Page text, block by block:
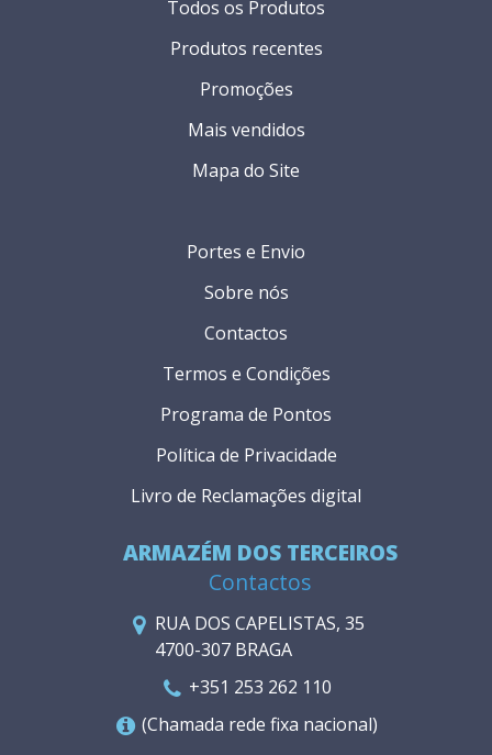
ARMAZÉM DOS TERCEIROS
Contactos
RUA DOS CAPELISTAS, 35
4700-307 BRAGA
+351 253 262 110
(Chamada rede fixa nacional)
Portes e Envio
Sobre nós
Contactos
Termos e Condições
Programa de Pontos
Política de Privacidade
Livro de Reclamações digital
Todos os Produtos
Produtos recentes
Promoções
Mais vendidos
Mapa do Site